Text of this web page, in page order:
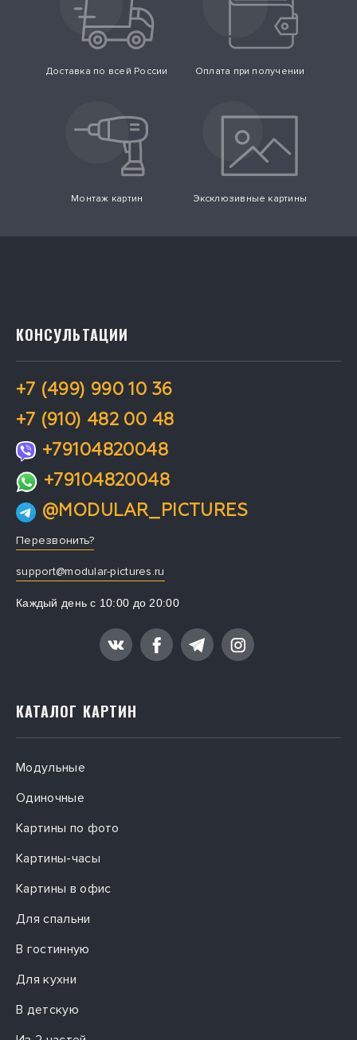
Доставка по всей России Оплата при получении
Монтаж картин Эксклюзивные картины
КАТАЛОГ КАРТИН
Модульные
Одиночные
Картины по фото
Картины-часы
Картины в офис
Для спальни
В гостинную
Для кухни
В детскую
КОНСУЛЬТАЦИИ
+7 (499) 990 10 36
+7 (910) 482 00 48
+79104820048
+79104820048
@MODULAR_PICTURES
Перезвонить?
support@modular-pictures.ru
Каждый день с 10:00 до 20:00